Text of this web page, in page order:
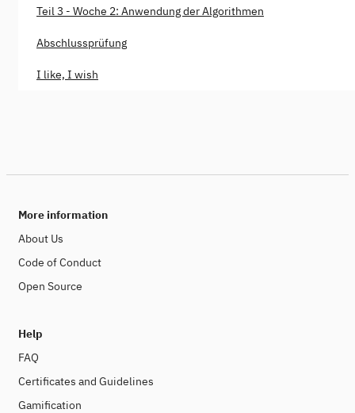
Teil 3 - Woche 2: Anwendung der Algorithmen
Abschlussprüfung
I like, I wish
More information
About Us
Code of Conduct
Open Source
Help
FAQ
Certificates and Guidelines
Gamification